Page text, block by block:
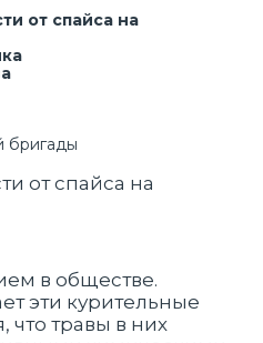
от спайса на
бригады
в обществе.
эти курительные
что травы в них